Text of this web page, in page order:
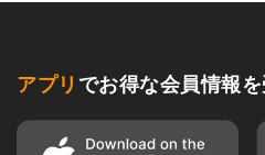
アプリ でお得な会員情報